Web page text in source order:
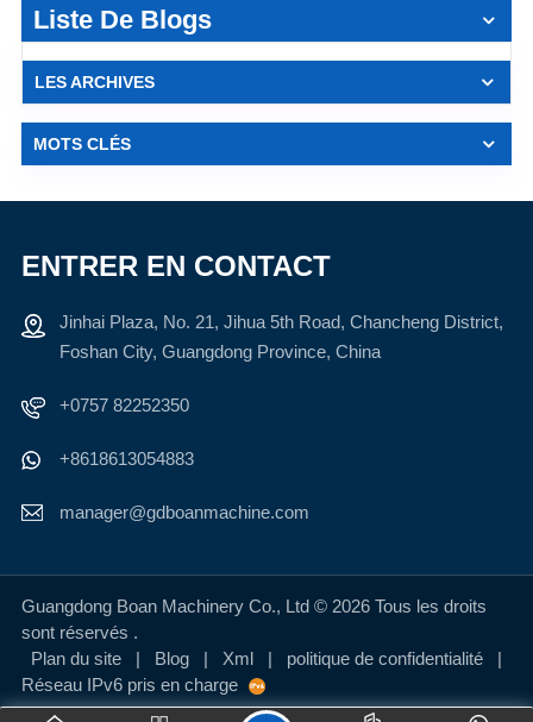
Liste De Blogs
LES ARCHIVES
MOTS CLÉS
ENTRER EN CONTACT
Jinhai Plaza, No. 21, Jihua 5th Road, Chancheng District,
Foshan City, Guangdong Province, China
+0757 82252350
+8618613054883
manager@gdboanmachine.com
Guangdong Boan Machinery Co., Ltd © 2026 Tous les droits
sont réservés .
Plan du site
| Blog | Xml | politique de confidentialité
|
Réseau IPv6 pris en charge